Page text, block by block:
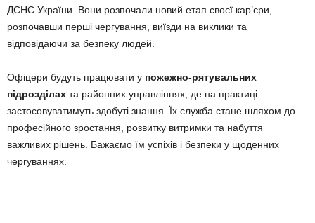
ДСНС України. Вони розпочали новий етап своєї кар’єри,
розпочавши перші чергування, виїзди на виклики та
відповідаючи за безпеку людей.
Офіцери будуть працювати у пожежно-рятувальних
підрозділах та районних управліннях, де на практиці
застосовуватимуть здобуті знання. Їх служба стане шляхом до
професійного зростання, розвитку витримки та набуття
важливих рішень. Бажаємо їм успіхів і безпеки у щоденних
чергуваннях.